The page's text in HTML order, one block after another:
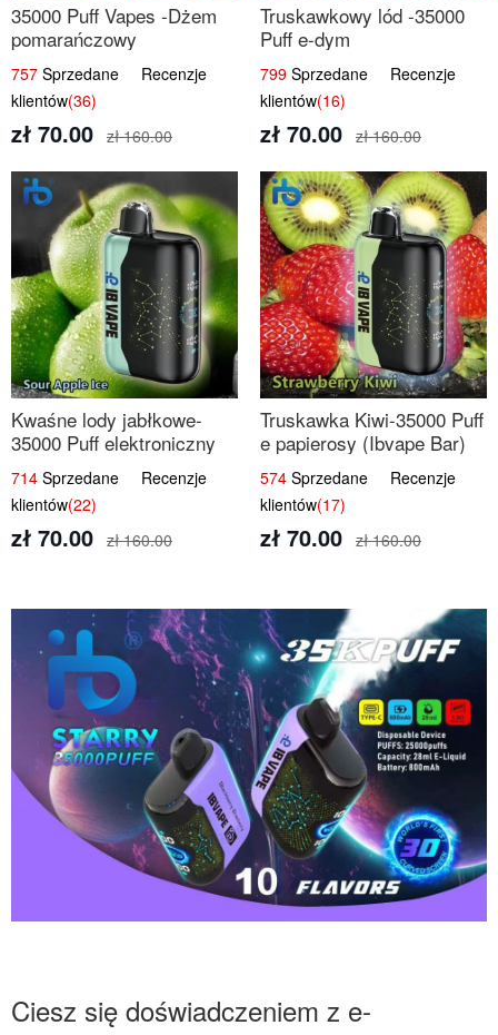
35000 Puff Vapes -Dżem
pomarańczowy
757 Sprzedane Recenzje
klientów(36)
zł 70.00 zł 160.00
Truskawkowy lód -35000
Puff e-dym
799 Sprzedane Recenzje
klientów(16)
zł 70.00 zł 160.00
Kwaśne lody jabłkowe-
35000 Puff elektroniczny
papieros
714 Sprzedane Recenzje
klientów(22)
zł 70.00 zł 160.00
Truskawka Kiwi-35000 Puff
e papierosy (Ibvape Bar)
574 Sprzedane Recenzje
klientów(17)
zł 70.00 zł 160.00
Ciesz się doświadczeniem z e-